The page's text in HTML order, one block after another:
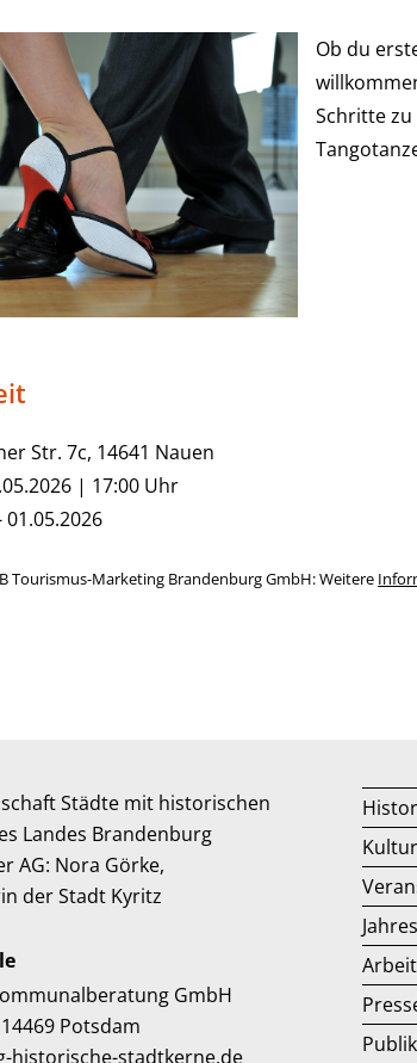
Ob du
Schritte
Str. 7c, 14641 Nauen
| 17:00 Uhr
01.05.2026
Tourismus-Marketing Brandenburg GmbH: Weitere
Städte mit historischen
Landes Brandenburg
AG: Nora Görke,
der Stadt Kyritz
GmbH
Potsdam
historische-stadtkerne.de